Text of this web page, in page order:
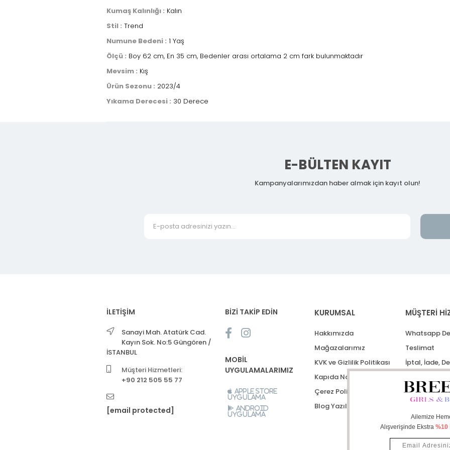
Kumaş Kalınlığı : Kalın
Stil : Trend
Numune Bedeni : 1 Yaş
Ölçü : Boy 62 cm, En 35 cm, Bedenler arası ortalama 2 cm fark bulunmaktadır
Mevsim : Kış
Ürün Sezonu : 2023/4
Yıkama Derecesi : 30 Derece
E-BÜLTEN KAYIT
Kampanyalarımızdan haber almak için kayıt olun!
İLETİŞİM
Sanayi Mah. Atatürk Cad.
Kayın Sok. No:5 Güngören /
İSTANBUL
Müşteri Hizmetleri:
+90 212 505 55 77
[email protected]
BİZİ TAKİP EDİN
MOBİL
UYGULAMALARIMIZ
Apple Store
Uygulama
Android
Uygulama
KURUMSAL
Hakkımızda
Mağazalarımız
KVK ve Gizlilik Politikası
Kapıda Nakit Ödeme
Çerez Politikası
Blog Yazıları
MÜŞTERİ
Whatsapp
Teslimat
İptal, İade,